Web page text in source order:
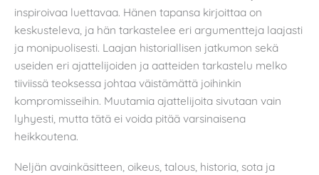
inspiroivaa luettavaa. Hänen tapansa kirjoittaa on
keskusteleva, ja hän tarkastelee eri argumentteja laajasti
ja monipuolisesti. Laajan historiallisen jatkumon sekä
useiden eri ajattelijoiden ja aatteiden tarkastelu melko
tiiviissä teoksessa johtaa väistämättä joihinkin
kompromisseihin. Muutamia ajattelijoita sivutaan vain
lyhyesti, mutta tätä ei voida pitää varsinaisena
heikkoutena.
Neljän avainkäsitteen, oikeus, talous, historia, sota ja